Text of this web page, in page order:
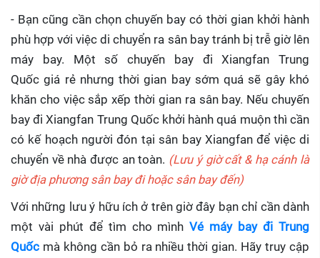
- Bạn cũng cần chọn chuyến bay có thời gian khởi hành
phù hợp với việc di chuyển ra sân bay tránh bị trễ giờ lên
máy bay. Một số chuyến bay đi Xiangfan Trung
Quốc giá rẻ nhưng thời gian bay sớm quá sẽ gây khó
khăn cho việc sắp xếp thời gian ra sân bay. Nếu chuyến
bay đi Xiangfan Trung Quốc khởi hành quá muộn thì cần
có kế hoạch người đón tại sân bay Xiangfan để việc di
chuyển về nhà được an toàn. (Lưu ý giờ cất & hạ cánh là
giờ địa phương sân bay đi hoặc sân bay đến)
Với những lưu ý hữu ích ở trên giờ đây bạn chỉ cần dành
một vài phút để tìm cho mìnhVé máy bay đi Trung
Quốc mà không cần bỏ ra nhiều thời gian. Hãy truy cập